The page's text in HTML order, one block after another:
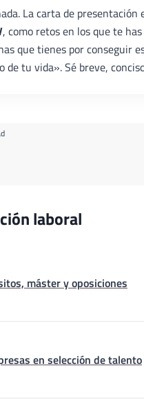
La carta de
, como retos en los que te
que tienes por conseguir
tu vida». Sé breve,
laboral
máster y oposiciones
en selección de talento